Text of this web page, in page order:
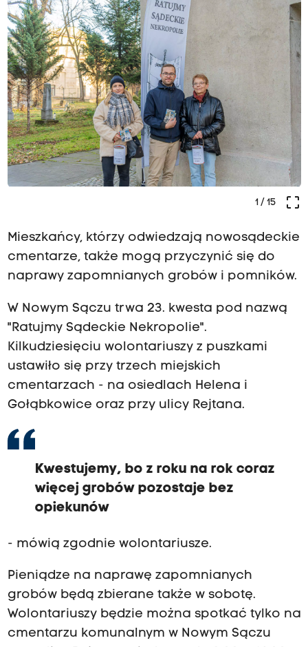
crop_free
1/ 15
Mieszkańcy, którzy odwiedzają nowosądeckie
cmentarze, także mogą przyczynić się do
naprawy zapomnianych grobów i pomników.
W Nowym Sączu trwa 23. kwesta pod nazwą
"Ratujmy Sądeckie Nekropolie".
Kilkudziesięciu wolontariuszy z puszkami
ustawiło się przy trzech miejskich
cmentarzach - na osiedlach Helena i
Gołąbkowice oraz przy ulicy Rejtana.
Kwestujemy, bo z roku na rok coraz
więcej grobów pozostaje bez
opiekunów
- mówią zgodnie wolontariusze.
Pieniądze na naprawę zapomnianych
grobów będą zbierane także w sobotę.
Wolontariuszy będzie można spotkać tylko na
cmentarzu komunalnym w Nowym Sączu